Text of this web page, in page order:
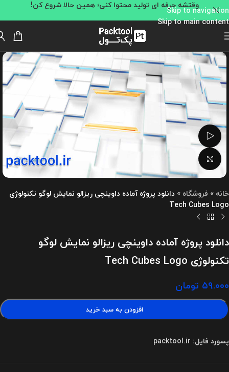
Skip to navigation
Skip to main content
وقتشه حرفه ای تولید محتوا کنی؛ همین حالا شروع کن!
تماشای ویدئو
بزرگنمایی تصویر
خانه » فروشگاه » دانلود پروژه آماده داوینچی ریزالو نمایش لوگو تکنولوژی
Tech Cubes Logo
دانلود پروژه آماده داوینچی ریزالو نمایش لوگو
تکنولوژی Tech Cubes Logo
۵۹.۰۰۰ تومان
افزودن به سبد خرید
پسورد فایل: packtool.ir